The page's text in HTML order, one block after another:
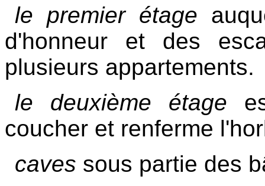
le premier étage
d'honneur et des
plusieurs appartements.
le deuxième étage
coucher et renferme
caves sous partie des